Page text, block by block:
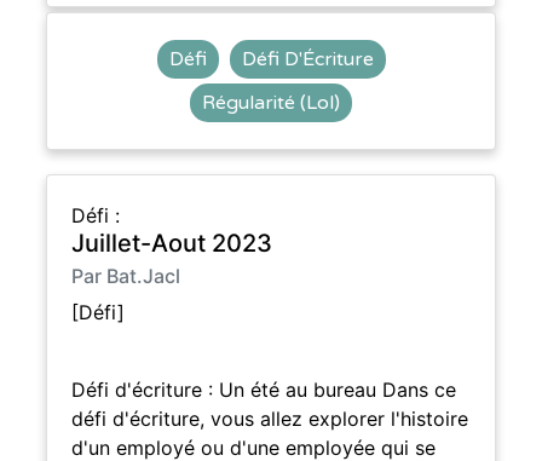
Défi
Défi D'Écriture
Régularité (Lol)
Défi :
Juillet-Aout 2023
Par Bat.Jacl
[Défi]
Défi d'écriture : Un été au bureau Dans ce
défi d'écriture, vous allez explorer l'histoire
d'un employé ou d'une employée qui se